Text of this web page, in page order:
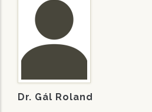
Dr. Gál Roland